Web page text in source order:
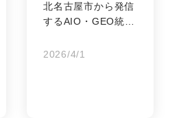
北名古屋市から発信
するAIO・GEO統合
2026/4/1